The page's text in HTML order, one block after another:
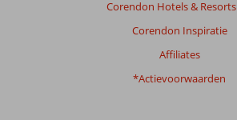
Corendon Hotels & Resorts
Corendon Inspiratie
Affiliates
*Actievoorwaarden